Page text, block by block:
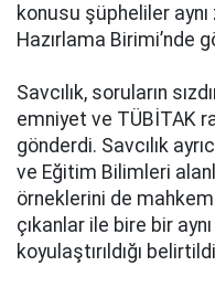
konusu şüpheliler
Hazırlama Birimi’nde
Savcılık, soruların
emniyet ve TÜBİTAK
gönderdi. Savcılık
ve Eğitim Bilimleri
örneklerini de
çıkanlar ile bire bir
koyulaştırıldığı